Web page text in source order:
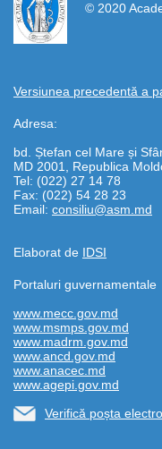
© 2020
Versiunea precedentă a
Adresa:
bd. Ștefan cel Mare și
MD 2001, Republica
Tel: (022) 27 14 78
Fax: (022) 54 28 23
Email: consiliu@asm.md
Elaborat de IDSI
Portaluri guvernamentale
www.mecc.gov.md
www.msmps.gov.md
www.madrm.gov.md
www.ancd.gov.md
www.anacec.md
www.agepi.gov.md
Verifică poșta